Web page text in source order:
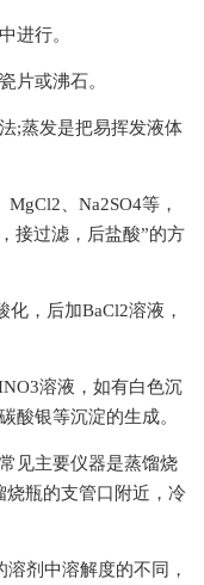
进行。
或沸石。
;蒸发是把易挥发液体
、Na2SO4等，
接过滤，后盐酸”的方
，后加BaCl2溶液，
溶液，如有白色沉
酸银等沉淀的生成。
见主要仪器是蒸馏烧
烧瓶的支管口附近，冷
剂中溶解度的不同，